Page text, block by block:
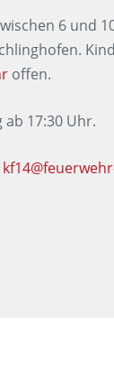
6 und
offen.
17:30 Uhr.